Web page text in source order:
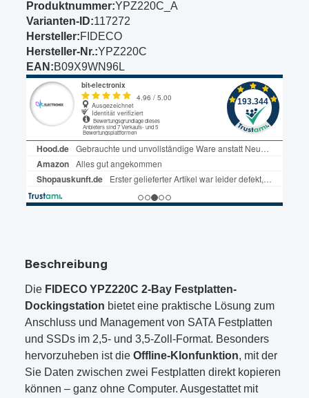
Produktnummer:YPZ220C_A
Varianten-ID:117272
Hersteller:FIDECO
Hersteller-Nr.:YPZ220C
EAN:B09X9WN96L
Beschreibung
Die FIDECO YPZ220C 2-Bay Festplatten-
Dockingstation bietet eine praktische Lösung zum
Anschluss und Management von SATA Festplatten
und SSDs im 2,5- und 3,5-Zoll-Format. Besonders
hervorzuheben ist die Offline-Klonfunktion, mit der
Sie Daten zwischen zwei Festplatten direkt kopieren
können – ganz ohne Computer. Ausgestattet mit